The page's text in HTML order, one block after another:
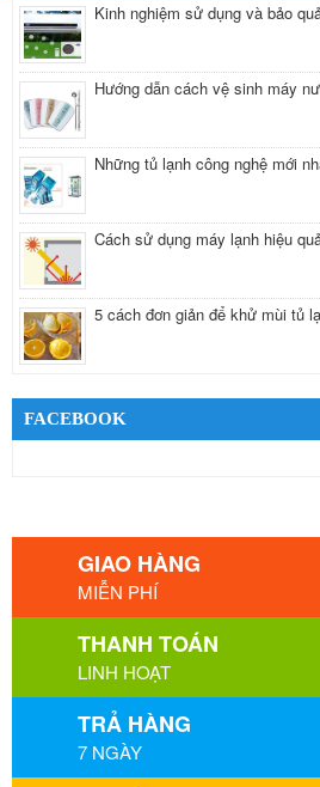
Kinh nghiệm sử dụng và bảo
Hướng dẫn cách vệ sinh máy
Những tủ lạnh công nghệ mới
Cách sử dụng máy lạnh hiệu
5 cách đơn giản để khử mùi tủ
FACEBOOK
GIAO HÀNG
MIỄN PHÍ
THANH TOÁN
LINH HOẠT
TRẢ HÀNG
7 NGÀY